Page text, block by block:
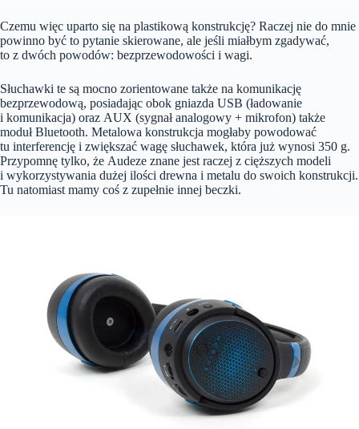
Czemu więc uparto się na plastikową konstrukcję? Raczej nie do mnie
powinno być to pytanie skierowane, ale jeśli miałbym zgadywać,
to z dwóch powodów: bezprzewodowości i wagi.
Słuchawki te są mocno zorientowane także na komunikację
bezprzewodową, posiadając obok gniazda USB (ładowanie
i komunikacja) oraz AUX (sygnał analogowy + mikrofon) także
moduł Bluetooth. Metalowa konstrukcja mogłaby powodować
tu interferencję i zwiększać wagę słuchawek, która już wynosi 350 g.
Przypomnę tylko, że Audeze znane jest raczej z cięższych modeli
i wykorzystywania dużej ilości drewna i metalu do swoich konstrukcji.
Tu natomiast mamy coś z zupełnie innej beczki.